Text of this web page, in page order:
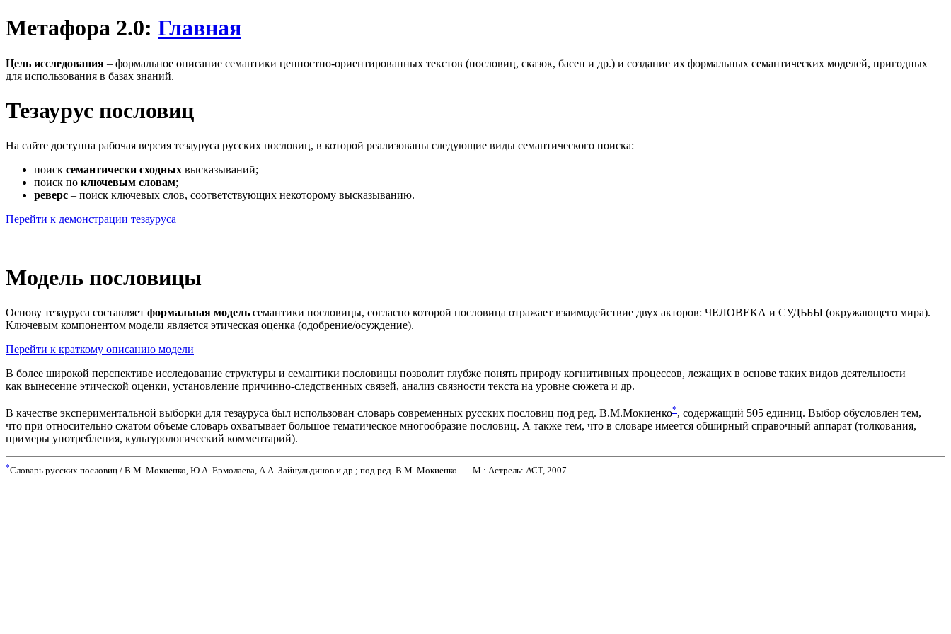
Метафора 2.0: Главная
Цель исследования – формальное описание семантики ценностно-ориентированных текстов (пословиц, сказок, басен и др.) и создание их формальных семантических моделей, пригодных
для использования в базах знаний.
Тезаурус пословиц
На сайте доступна рабочая версия тезауруса русских пословиц, в которой реализованы следующие виды семантического поиска:
поиск семантически сходных высказываний;
поиск по ключевым словам;
реверс – поиск ключевых слов, соответствующих некоторому высказыванию.
Перейти к демонстрации тезауруса
Модель пословицы
Основу тезауруса составляет формальная модель семантики пословицы, согласно которой пословица отражает взаимодействие двух акторов: ЧЕЛОВЕКА и СУДЬБЫ (окружающего мира).
Ключевым компонентом модели является этическая оценка (одобрение/осуждение).
Перейти к краткому описанию модели
В более широкой перспективе исследование структуры и семантики пословицы позволит глубже понять природу когнитивных процессов, лежащих в основе таких видов деятельности
как вынесение этической оценки, установление причинно-следственных связей, анализ связности текста на уровне сюжета и др.
В качестве экспериментальной выборки для тезауруса был использован словарь современных русских пословиц под ред. В.М.Мокиенко*, содержащий 505 единиц. Выбор обусловлен тем,
что при относительно сжатом объеме словарь охватывает большое тематическое многообразие пословиц. А также тем, что в словаре имеется обширный справочный аппарат (толкования,
примеры употребления, культурологический комментарий).
*Словарь русских пословиц / В.М. Мокиенко, Ю.А. Ермолаева, А.А. Зайнульдинов и др.; под ред. В.М. Мокиенко. — М.: Астрель: АСТ, 2007.